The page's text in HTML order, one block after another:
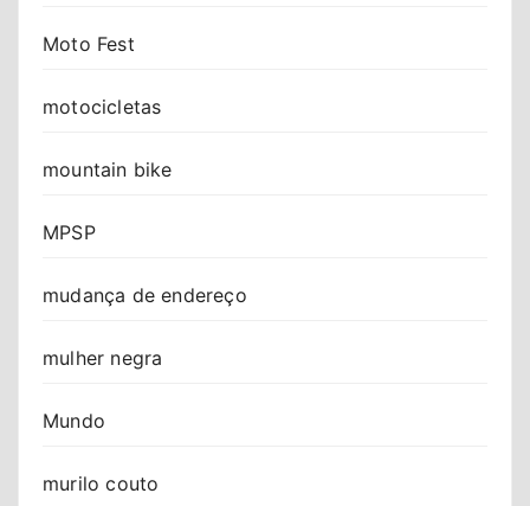
Moto Fest
motocicletas
mountain bike
MPSP
mudança de endereço
mulher negra
Mundo
murilo couto